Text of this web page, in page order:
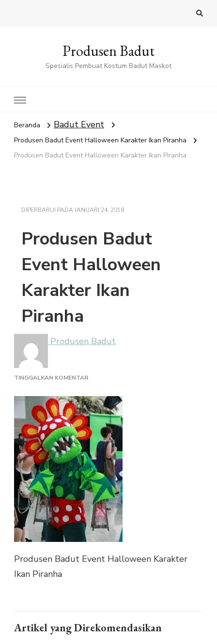
Produsen Badut
Spesialis Pembuat Kostum Badut Maskot
Beranda Badut Event
Produsen Badut Event Halloween Karakter Ikan Piranha
Produsen Badut Event Halloween Karakter Ikan Piranha
DIPERBARUI PADAJANUARI 24, 2018
Produsen Badut
Event Halloween
Karakter Ikan
Piranha
Produsen Badut
TINGGALKAN KOMENTARPADA
BADUT
EVENT
HALLOWEEN
KARAKTER
IKAN
PIRANHA
Produsen Badut Event Halloween Karakter
Ikan Piranha
Artikel yang Direkomendasikan